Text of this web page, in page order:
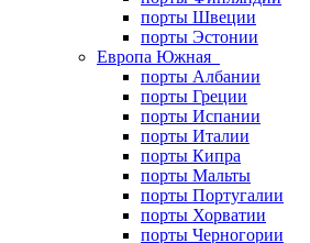
порты Швеции
порты Эстонии
Европа Южная
порты Албании
порты Греции
порты Испании
порты Италии
порты Кипра
порты Мальты
порты Португалии
порты Хорватии
порты Черногории